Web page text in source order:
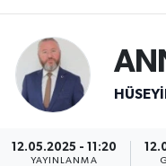
12.05.2025 - 11:20
YAYINLANMA
Trafik Durumu
Süper Lig Puan